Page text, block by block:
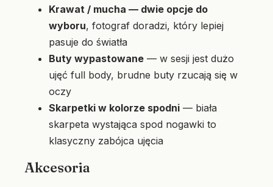
Krawat / mucha — dwie opcje do
wyboru, fotograf doradzi, który lepiej
pasuje do światła
Buty wypastowane — w sesji jest dużo
ujęć full body, brudne buty rzucają się w
oczy
Skarpetki w kolorze spodni — biała
skarpeta wystająca spod nogawki to
klasyczny zabójca ujęcia
Akcesoria